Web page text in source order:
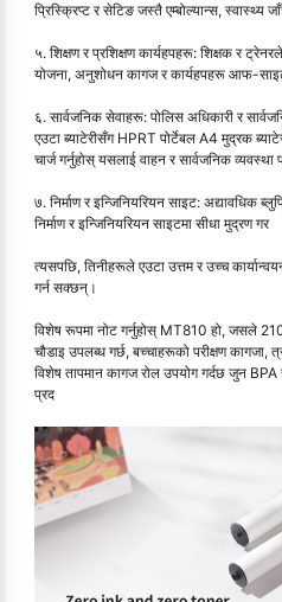
प्रिस्क्रिप्ट र सेटिङ जस्तै एम्बोल्यान्स, स्वास्थ्य
५. शिक्षण र प्रशिक्षण कार्यहपहरू: शिक्षक र
योजना, अनुशोधन कागज र कार्यहपहरू आफ-
६. सार्वजनिक सेवाहरू: पोलिस अधिकारी र
एउटा ब्याटेरीसँग HPRT पोर्टेबल A4 मुद्रक
चार्ज गर्नुहोस् यसलाई वाहन र सार्वजनिक
७. निर्माण र इन्जिनियरियन साइट: अद्यावधिक
निर्माण र इन्जिनियरियन साइटमा सीधा मुद्रण गर
त्यसपछि, तिनीहरूले एउटा उत्तम र उच्च
गर्न सक्छन्।
विशेष रूपमा नोट गर्नुहोस् MT810 हो, जसले
चौडाइ उपलब्ध गर्छ, बच्चाहरूको परीक्षण कागजा,
विशेष तापमान कागज रोल उपयोग गर्दछ जुन
प्रद